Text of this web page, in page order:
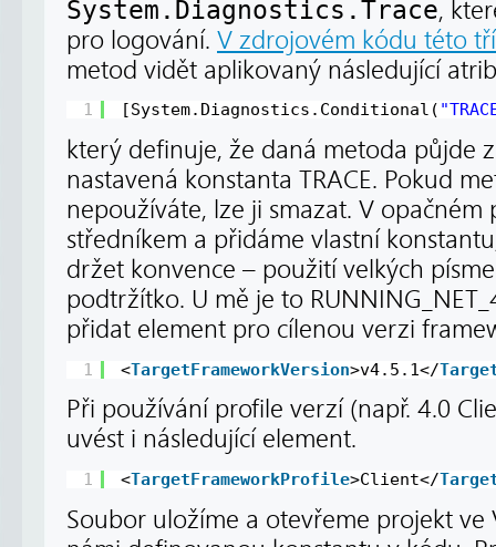
System.Diagnostics.Trace,
pro logování. V zdrojovém kódu této
metod vidět aplikovaný následující
1 [System.Diagnostics.Conditional(
který definuje, že daná metoda půjde
nastavená konstanta TRACE. Pokud
nepoužíváte, lze ji smazat. V
středníkem a přidáme vlastní
držet konvence – použití velkých
podtržítko. U mě je to
přidat element pro cílenou verzi
1 <TargetFrameworkVersion>v4.5.1</
Při používání profile verzí (např. 4.0
uvést i následující element.
1 <TargetFrameworkProfile>Client</
Soubor uložíme a otevřeme projekt ve